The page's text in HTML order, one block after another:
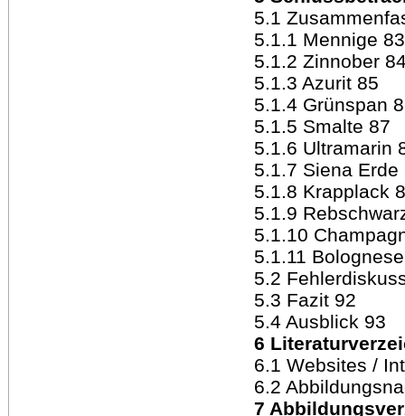
5.1
5.1.1 Mennige 83
5.1.2 Zinnober
5.1.3 Azurit 85
5.1.4 Grünspan
5.1.5 Smalte 87
5.1.6 Ultramarin
5.1.7 Siena Erde
5.1.8 Krapplack
5.1.9
5.1.10
5.1.11
5.2
5.3 Fazit 92
5.4 Ausblick 93
6
6.1 Websites /
6.2
7